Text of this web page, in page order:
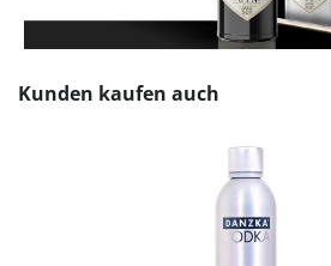
Produktgalerie überspringen
Kunden kaufen auch